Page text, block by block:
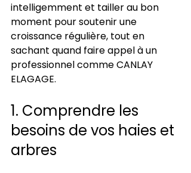
intelligemment et tailler au bon
moment pour soutenir une
croissance régulière, tout en
sachant quand faire appel à un
professionnel comme CANLAY
ELAGAGE.
1. Comprendre les
besoins de vos haies et
arbres